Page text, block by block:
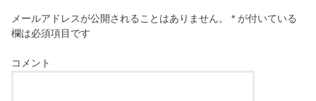
メールアドレスが公開されることはありません。 * が付いている
欄は必須項目です
コメント